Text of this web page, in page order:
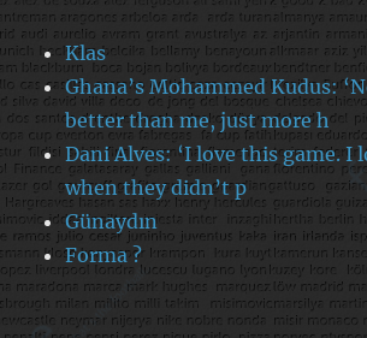
Klas
Ghana’s Mohammed Kudus:
better than me, just more h
Dani Alves: ‘I love this game. I
when they didn’t p
Günaydın
Forma ?